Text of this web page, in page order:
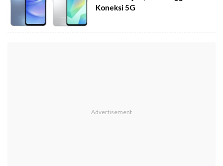
Koneksi 5G